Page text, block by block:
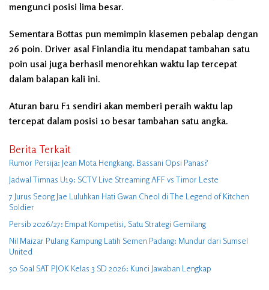
mengunci posisi lima besar.
Sementara Bottas pun memimpin klasemen pebalap dengan
26 poin. Driver asal Finlandia itu mendapat tambahan satu
poin usai juga berhasil menorehkan waktu lap tercepat
dalam balapan kali ini.
Aturan baru F1 sendiri akan memberi peraih waktu lap
tercepat dalam posisi 10 besar tambahan satu angka.
Berita Terkait
Rumor Persija: Jean Mota Hengkang, Bassani Opsi Panas?
Jadwal Timnas U19: SCTV Live Streaming AFF vs Timor Leste
7 Jurus Seong Jae Luluhkan Hati Gwan Cheol di The Legend of Kitchen
Soldier
Persib 2026/27: Empat Kompetisi, Satu Strategi Gemilang
Nil Maizar Pulang Kampung Latih Semen Padang: Mundur dari Sumsel
United
50 Soal SAT PJOK Kelas 3 SD 2026: Kunci Jawaban Lengkap